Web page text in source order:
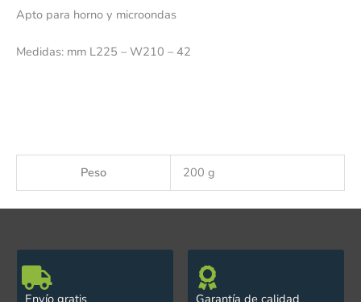
Apto para horno y microondas
Medidas: mm L225 – W210 – 42
Peso 200 g
Envío gratis
Garantía de calidad